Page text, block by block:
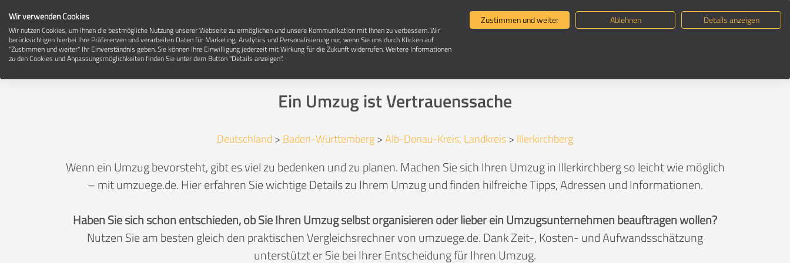
Umzugsunternehmen suchen Umzugsratgeber
Umzug in 89171 Illerkirchberg
Ein Umzug ist Vertrauenssache
Deutschland > Baden-Württemberg>Alb-Donau-Kreis, Landkreis> Illerkirchberg
Wenn ein Umzug bevorsteht, gibt es viel zu bedenken und zu planen. Machen Sie sich Ihren Umzug in Illerkirchberg so leicht wie möglich
– mit umzuege.de. Hier erfahren Sie wichtige Details zu Ihrem Umzug und finden hilfreiche Tipps, Adressen und Informationen.
Haben Sie sich schon entschieden, ob Sie Ihren Umzug selbst organisieren oder lieber ein Umzugsunternehmen beauftragen wollen?
Nutzen Sie am besten gleich den praktischen Vergleichsrechner von umzuege.de. Dank Zeit-, Kosten- und Aufwandsschätzung
unterstützt er Sie bei Ihrer Entscheidung für Ihren Umzug.
Wir verwenden Cookies
Wir nutzen Cookies, um Ihnen die bestmögliche Nutzung unserer Webseite zu ermöglichen und unsere Kommunikation mit Ihnen zu verbessern. Wir
berücksichtigen hierbei Ihre Präferenzen und verarbeiten Daten für Marketing, Analytics und Personalisierung nur, wenn Sie uns durch Klicken auf
"Zustimmen und weiter" Ihr Einverständnis geben. Sie können Ihre Einwilligung jederzeit mit Wirkung für die Zukunft widerrufen. Weitere Informationen
zu den Cookies und Anpassungsmöglichkeiten finden Sie unter dem Button "Details anzeigen".
Zustimmen und weiter Ablehnen Details anzeigen